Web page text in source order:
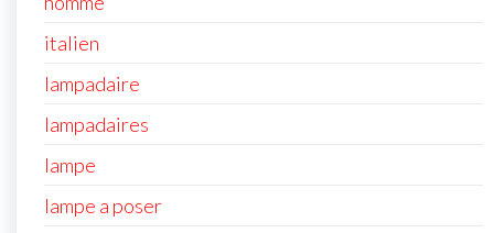
italien
lampadaire
lampadaires
lampe
lampe a poser